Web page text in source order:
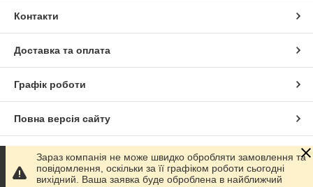
Контакти
Доставка та оплата
Графік роботи
Повна версія сайту
Сайт створено на маркетплейсі Prom.ua
Зараз компанія не може швидко обробляти замовлення та
повідомлення, оскільки за її графіком роботи сьогодні
вихідний. Ваша заявка буде оброблена в найближчий